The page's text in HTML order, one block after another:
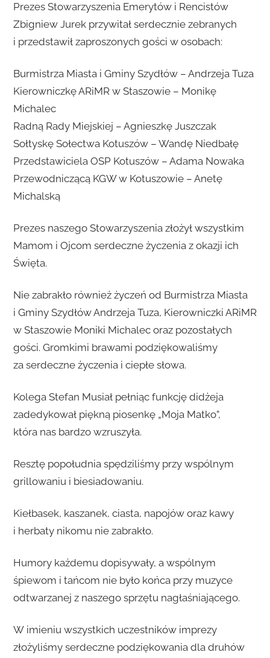
Prezes Stowarzyszenia Emerytów i Rencistów
Zbigniew Jurek przywitał serdecznie zebranych
i przedstawił zaproszonych gości w osobach:
Burmistrza Miasta i Gminy Szydłów – Andrzeja Tuza
Kierowniczkę ARiMR w Staszowie – Monikę
Michalec
Radną Rady Miejskiej – Agnieszkę Juszczak
Sołtyskę Sołectwa Kotuszów – Wandę Niedbałę
Przedstawiciela OSP Kotuszów – Adama Nowaka
Przewodniczącą KGW w Kotuszowie – Anetę
Michalską
Prezes naszego Stowarzyszenia złożył wszystkim
Mamom i Ojcom serdeczne życzenia z okazji ich
Święta.
Nie zabrakło również życzeń od Burmistrza Miasta
i Gminy Szydłów Andrzeja Tuza, Kierowniczki ARiMR
w Staszowie Moniki Michalec oraz pozostałych
gości. Gromkimi brawami podziękowaliśmy
za serdeczne życzenia i ciepłe słowa.
Kolega Stefan Musiał pełniąc funkcję didżeja
zadedykował piękną piosenkę „Moja Matko”,
która nas bardzo wzruszyła.
Resztę popołudnia spędziliśmy przy wspólnym
grillowaniu i biesiadowaniu.
Kiełbasek, kaszanek, ciasta, napojów oraz kawy
i herbaty nikomu nie zabrakło.
Humory każdemu dopisywały, a wspólnym
śpiewom i tańcom nie było końca przy muzyce
odtwarzanej z naszego sprzętu nagłaśniającego.
W imieniu wszystkich uczestników imprezy
złożyliśmy serdeczne podziękowania dla druhów